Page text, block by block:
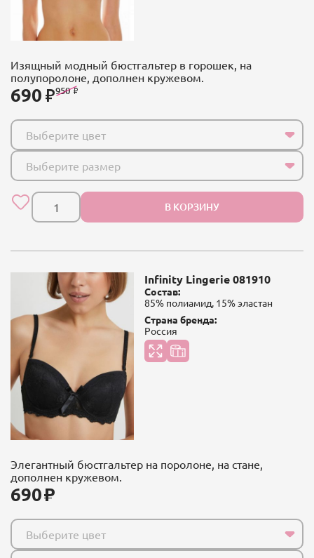
Изящный модный бюстгальтер в горошек, на
полупоролоне, дополнен кружевом.
690 950
Выберите цвет
Выберите размер
В КОРЗИНУ
Infinity Lingerie 081910
Состав:
85% полиамид, 15% эластан
Страна бренда:
Россия
Элегантный бюстгальтер на поролоне, на стане,
дополнен кружевом.
690
Выберите цвет